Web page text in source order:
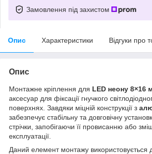
Замовлення під захистом
Опис Характеристики Відгуки про
Опис
Монтажне кріплення для LED неону 8×16
аксесуар для фіксації гнучкого
поверхнях. Завдяки міцній конструкції з
забезпечує стабільну та довговічну
стрічки, запобігаючи її провисанню або
експлуатації.
Даний елемент монтажу використовується